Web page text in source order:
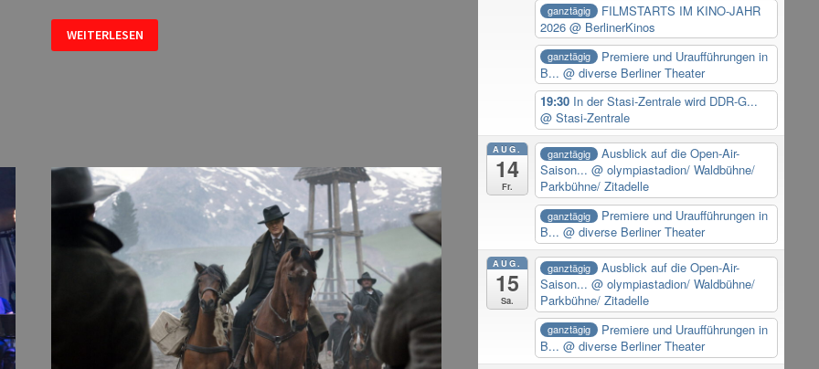
FORSTER
EROBERTE
WEITERLESEN
ganztägig
FILMSTARTS IM KINO-JAHR
2026@ BerlinerKinos
ganztägig
Premiere und Uraufführungen in
B...@ diverse Berliner Theater
19:30 In der Stasi-Zentrale wird DDR-G...
@ Stasi-Zentrale
AUG.
14
Fr.
ganztägig
Ausblick auf die Open-Air-
Saison...@ olympiastadion/ Waldbühne/
Parkbühne/ Zitadelle
ganztägig
Premiere und Uraufführungen in
B...@ diverse Berliner Theater
AUG.
15
Sa.
ganztägig
Ausblick auf die Open-Air-
Saison...@ olympiastadion/ Waldbühne/
Parkbühne/ Zitadelle
ganztägig
Premiere und Uraufführungen in
B...@ diverse Berliner Theater